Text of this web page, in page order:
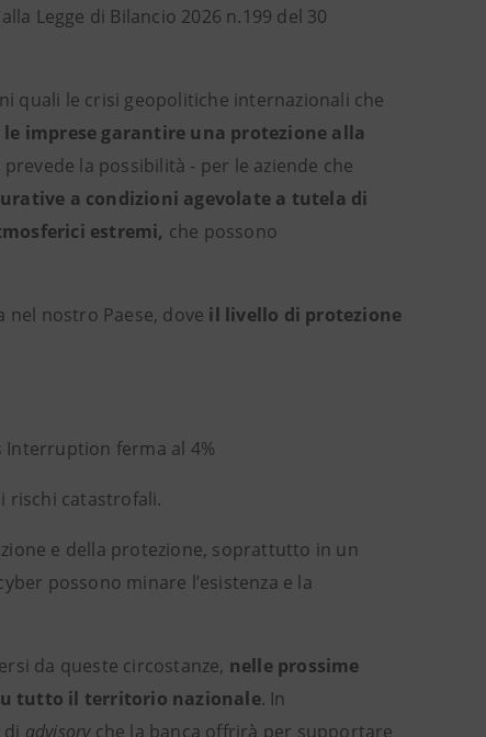
Legge di Bilancio 2026 n.199 del 30
quali le crisi geopolitiche internazionali che
imprese garantire una protezione alla
la possibilità - per le aziende che
a condizioni agevolate a tutela di
estremi, che possono
nostro Paese, dove il livello di protezione
ferma al 4%
catastrofali.
e della protezione, soprattutto in un
possono minare l’esistenza e la
da queste circostanze, nelle prossime
tutto il territorio nazionale. In
advisory che la banca offrirà per supportare